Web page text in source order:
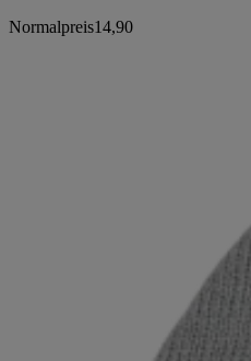
Normalpreis14,90